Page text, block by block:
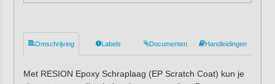
Omschrijving Labels Documenten Handleidingen
Met RESION Epoxy Schraplaag (EP Scratch Coat) kun je